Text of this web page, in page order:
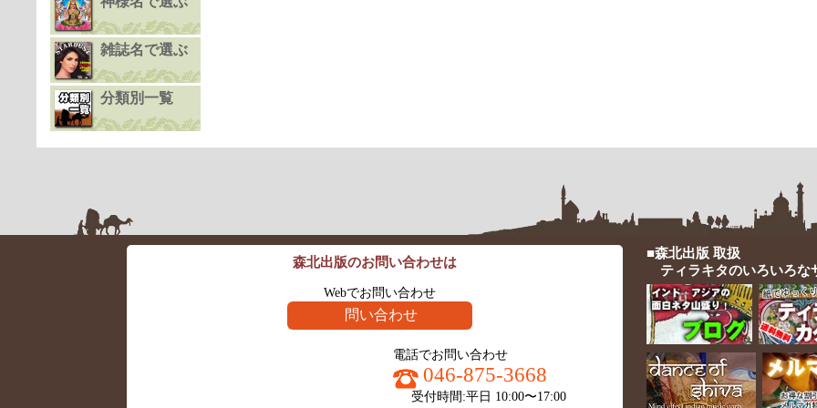
雑誌名で選ぶ
分類別一覧
森北出版のお問い合わせは
Webでお問い合わせ
問い合わせ
電話でお問い合わせ
046-875-3668
受付時間:平日 10:00〜17:00
■森北出版 取扱
ティラキタのいろいろな